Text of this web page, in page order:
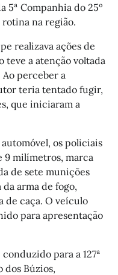
5ª Companhia do 25º
na região.
realizava ações de
teve a atenção voltada
perceber a
teria tentado fugir,
que iniciaram a
os policiais
9 milímetros, marca
de sete munições
arma de fogo,
de caça. O veículo
para apresentação
para a 127ª
dos Búzios,